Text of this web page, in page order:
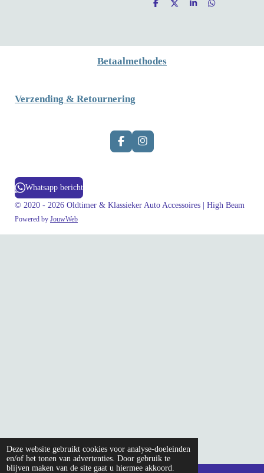
Deze website gebruikt cookies voor analyse-doeleinden
en/of het tonen van advertenties. Door gebruik te
blijven maken van de site gaat u hiermee akkoord.
D
D
S
D
Betaalmethodes
Verzending & Retournering
F
a
k
I
n
a
Whatsapp bericht
© 2020 - 2026 Oldtimer & Klassieker Auto Accessoires | High Beam
Powered by JouwWeb